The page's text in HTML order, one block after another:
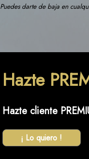
Puedes darte de baja en
Hazte
Hazte cliente
¡ Lo quiero !